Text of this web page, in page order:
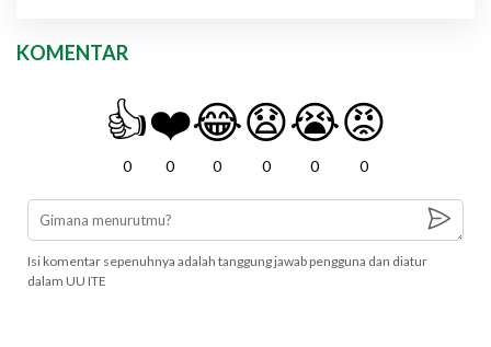
KOMENTAR
👍
0
❤️
0
😂
0
😧
0
😭
0
😡
0
Isi komentar sepenuhnya adalah tanggung jawab pengguna dan diatur
dalam UU ITE